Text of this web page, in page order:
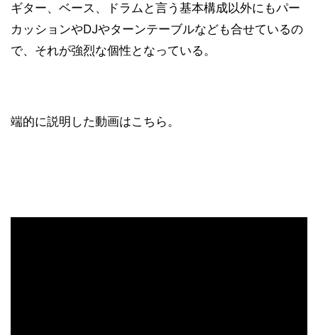
ギター、ベース、ドラムと言う基本構成以外にもパー
カッションやDJやターンテーブルなども合せているの
で、それが強烈な個性となっている。
端的に説明した動画はこちら。